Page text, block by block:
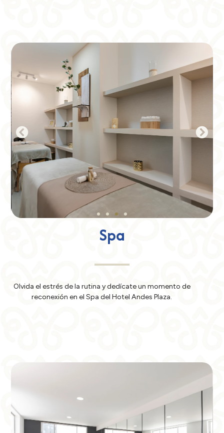
Spa
Olvida el estrés de la rutina y dedícate un momento de
reconexión en el Spa del Hotel Andes Plaza.